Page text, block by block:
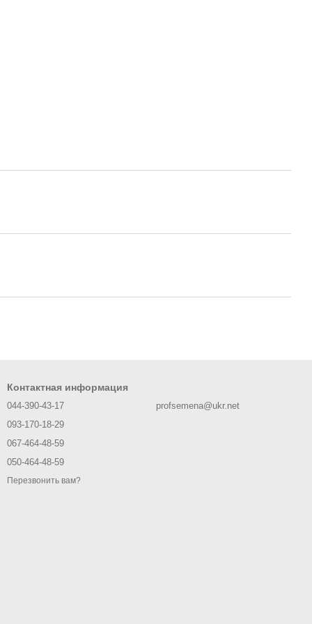
Контактная информация
044-390-43-17
093-170-18-29
067-464-48-59
050-464-48-59
Перезвонить вам?
profsemena@ukr.net